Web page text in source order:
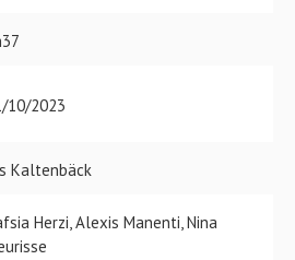
10/2023
Kaltenbäck
Herzi, Alexis Manenti, Nina